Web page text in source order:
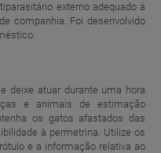
externo adequado à
companhia. Foi desenvolvido
deixe atuar durante uma hora
e animais de estimação
os gatos afastados das
à permetrina. Utilize os
e a informação relativa ao